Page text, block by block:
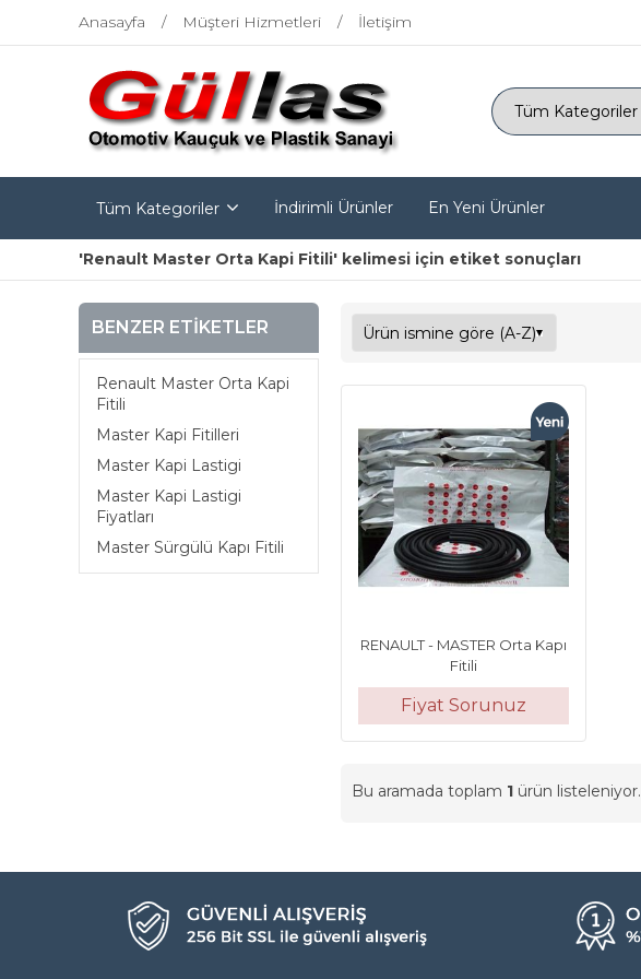
Anasayfa Müşteri Hizmetleri İletişim
Tüm Kategoriler İndirimli Ürünler En Yeni Ürünler
'Renault Master Orta Kapi Fitili' kelimesi için etiket sonuçları
BENZER ETIKETLER
Renault Master Orta Kapi
Fitili
Master Kapi Fitilleri
Master Kapi Lastigi
Master Kapi Lastigi
Fiyatları
Master Sürgülü Kapı Fitili
RENAULT - MASTER Orta Kapı
Fitili
Fiyat Sorunuz
Bu aramada toplam 1 ürün listeleniyor.